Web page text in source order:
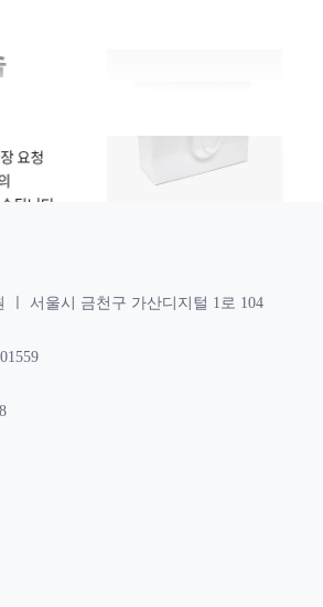
ㅣ 서울시 금천구 가산디지털 1로 104